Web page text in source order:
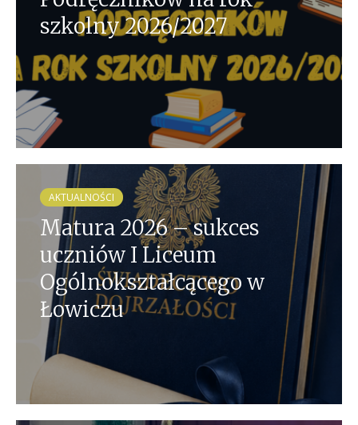
szkolny 2026/2027
AKTUALNOŚCI
Matura 2026 – sukces
uczniów I Liceum
Ogólnokształcącego w
Łowiczu